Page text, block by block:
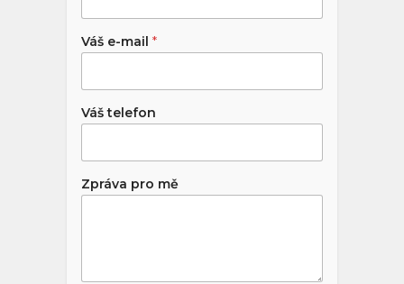
Váš e-mail *
Váš telefon
Zpráva pro mě